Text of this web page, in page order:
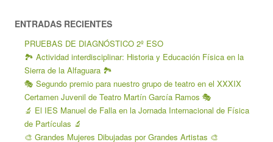
ENTRADAS RECIENTES
PRUEBAS DE DIAGNÓSTICO 2º ESO
🏞️ Actividad interdisciplinar: Historia y Educación Física en la
Sierra de la Alfaguara 🏞️
🎭 Segundo premio para nuestro grupo de teatro en el XXXIX
Certamen Juvenil de Teatro Martín García Ramos 🎭
🔬 El IES Manuel de Falla en la Jornada Internacional de Física
de Partículas 🔬
🎨 Grandes Mujeres Dibujadas por Grandes Artistas 🎨